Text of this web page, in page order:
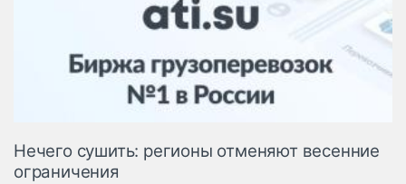
Нечего сушить: регионы отменяют весенние
ограничения